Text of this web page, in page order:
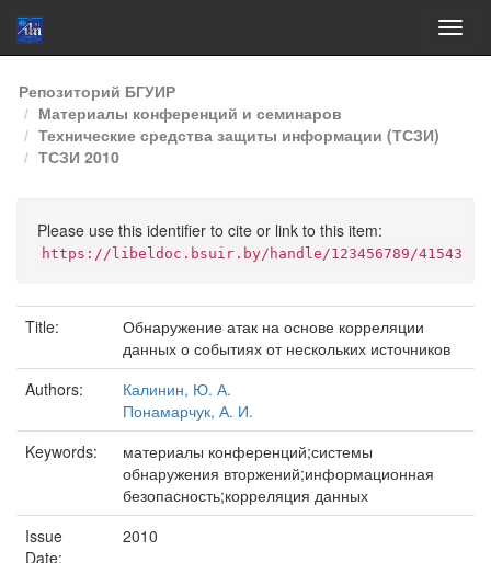
Skip
navigation
Репозиторий БГУИР
Материалы конференций и семинаров
Технические средства защиты информации (ТСЗИ)
ТСЗИ 2010
Please use this identifier to cite or link to this item:
https://libeldoc.bsuir.by/handle/123456789/41543
Title:
Обнаружение атак на основе корреляции
данных о событиях от нескольких источников
Authors:
Калинин, Ю. А.
Понамарчук, А. И.
Keywords:
материалы конференций;системы
обнаружения вторжений;информационная
безопасность;корреляция данных
Issue
Date:
2010